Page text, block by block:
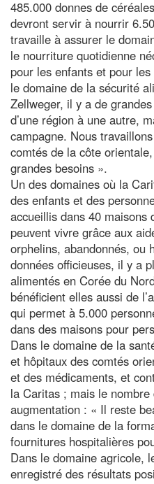
485.000 donnes de
devront servir à nourrir
travaille à assurer le
le nourriture quotidienne
pour les enfants et pour
le domaine de la sécurité
Zellweger, il y a de
d’une région à une autre,
campagne. Nous
comtés de la côte
grandes besoins ».
Un des domaines où la
des enfants et des
accueillis dans 40 maisons
peuvent vivre grâce aux
orphelins, abandonnés, ou
données officieuses, il y a
alimentés en Corée du
bénéficient elles aussi de
qui permet à 5.000
dans des maisons pour
Dans le domaine de la
et hôpitaux des comtés
et des médicaments, et
la Caritas ; mais le
augmentation : « Il reste
dans le domaine de la
fournitures hospitalières
Dans le domaine agricole,
enregistré des résultats